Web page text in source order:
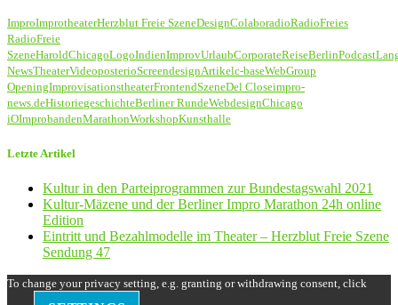
ImproImprotheaterHerzblut Freie SzeneDesignColaboradioRadioFreies
RadioFreie
SzeneHaroldChicagoLogoIndienImprovUrlaubCorporateReiseBerlinPodcast
NewsTheaterVideoposterioScreendesignArtikelc-baseWebGroup
OpeningImprovisationstheaterFrontendSzeneDel Closeimpro-
news.deHistoriegeschichteBerliner RundeWebdesignChicago
iOImprobandenMarathonWorkshopKunsthalle
Letzte Artikel
Kultur in den Parteiprogrammen zur Bundestagswahl 2021
Kultur-Mäzene und der Berliner Impro Marathon 24h online
Edition
Eintritt und Bezahlmodelle im Theater – Herzblut Freie Szene
Sendung 47
To change your privacy setting, e.g. granting or withdrawing consent, click